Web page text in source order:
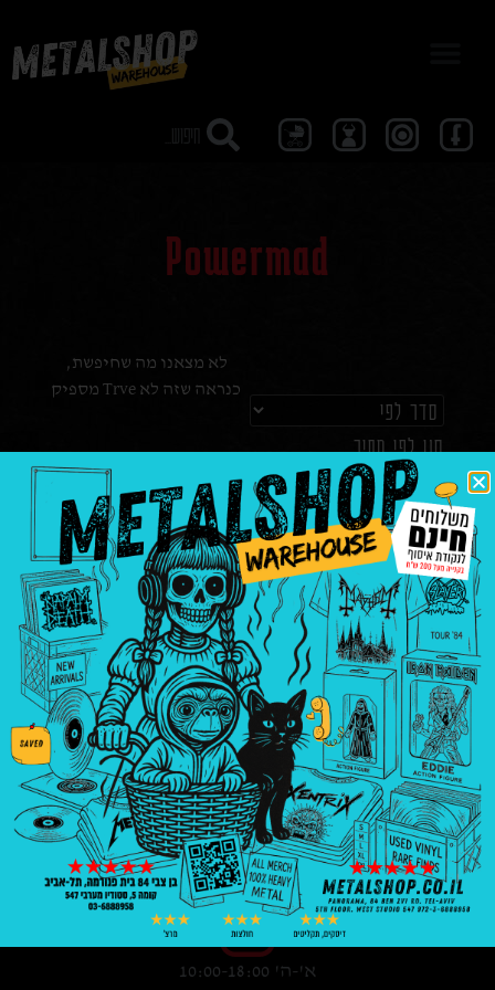
Powermad
סנן לפי מחיר
₪
8
—
₪
3008
לא מצאנו מה שחיפשת,
כנראה שזה לא Trve מספיק
בניין פנורמה, בן צבי 84, ת"א קומה 5, סטודיו
547
03-6888958
א'-ה' 10:00-18:00